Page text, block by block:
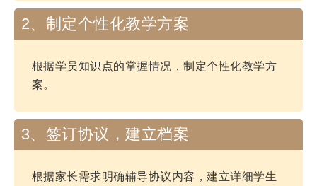
2、制定个性化教学方案
根据学员知识点的掌握情况，制定个性化教学方
案。
3、签订协议，建立档案
根据家长需求明确辅导协议内容，建立详细学生